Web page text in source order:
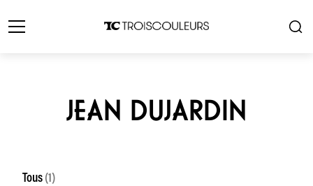
JEAN DUJARDIN
Tous (1)